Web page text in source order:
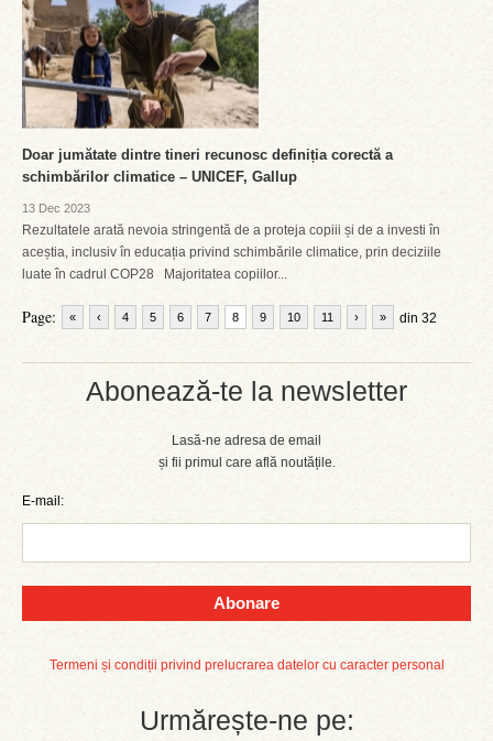
Abonează-te la newsletter
Lasă-ne adresa de email
și fii primul care află noutățile.
E-mail:
Abonare
Termeni și condiții privind prelucrarea datelor cu caracter personal
Urmărește-ne pe:
Doar jumătate dintre tineri recunosc definiția corectă a
schimbărilor climatice – UNICEF, Gallup
13 Dec 2023
Rezultatele arată nevoia stringentă de a proteja copiii și de a investi în
aceștia, inclusiv în educația privind schimbările climatice, prin deciziile
luate în cadrul COP28 Majoritatea copiilor...
Page: « ‹ 4 5 6 7 8 9 10 11 din 32
› »